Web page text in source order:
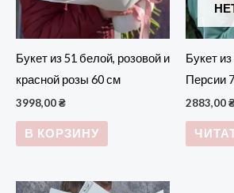
Букет из 51 белой, розовой и
красной розы 60 см
3998,00₴
В КОРЗИНУ
Букет
Персии
2883,00